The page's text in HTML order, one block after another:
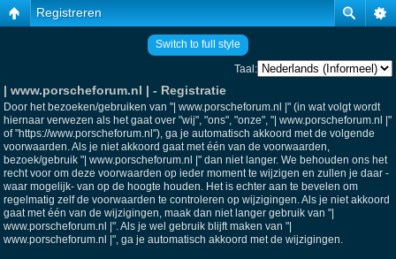
Registreren
Switch to full style
Taal:
| www.porscheforum.nl | - Registratie
Door het bezoeken/gebruiken van "| www.porscheforum.nl |" (in wat volgt wordt
hiernaar verwezen als het gaat over "wij", "ons", "onze", "| www.porscheforum.nl |"
of "https://www.porscheforum.nl"), ga je automatisch akkoord met de volgende
voorwaarden. Als je niet akkoord gaat met één van de voorwaarden,
bezoek/gebruik "| www.porscheforum.nl |" dan niet langer. We behouden ons het
recht voor om deze voorwaarden op ieder moment te wijzigen en zullen je daar -
waar mogelijk- van op de hoogte houden. Het is echter aan te bevelen om
regelmatig zelf de voorwaarden te controleren op wijzigingen. Als je niet akkoord
gaat met één van de wijzigingen, maak dan niet langer gebruik van "|
www.porscheforum.nl |". Als je wel gebruik blijft maken van "|
www.porscheforum.nl |", ga je automatisch akkoord met de wijzigingen.